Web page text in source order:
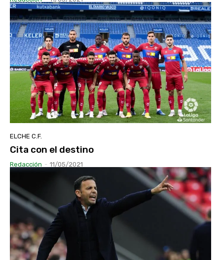
ELCHE C.F.
Cita con el destino
Redacción - 11/05/2021